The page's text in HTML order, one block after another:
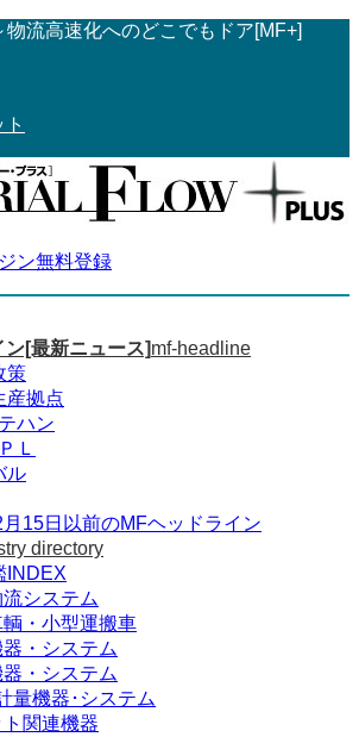
流高速化へのどこでもドア[MF+]
ン[最新ニュース]mf-headline
策
産拠点
ハン
Ｌ
ル
15日以前のMFヘッドライン
directory
INDEX
システム
・小型運搬車
・システム
・システム
量機器･システム
関連機器